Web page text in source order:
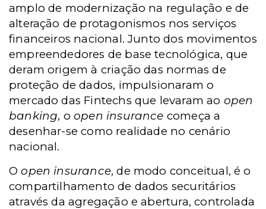
amplo de modernização na regulação e de
alteração de protagonismos nos serviços
financeiros nacional. Junto dos movimentos
empreendedores de base tecnológica, que
deram origem à criação das normas de
proteção de dados, impulsionaram o
mercado das Fintechs que levaram ao open
banking, oopen insurance começa a
desenhar-se como realidade no cenário
nacional.
Oopen insurance, de modo conceitual, é o
compartilhamento de dados securitários
através da agregação e abertura, controlada